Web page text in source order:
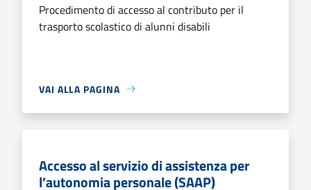
Procedimento di accesso al contributo per il
trasporto scolastico di alunni disabili
VAI ALLA PAGINA
Accesso al servizio di assistenza per
l’autonomia personale (SAAP)